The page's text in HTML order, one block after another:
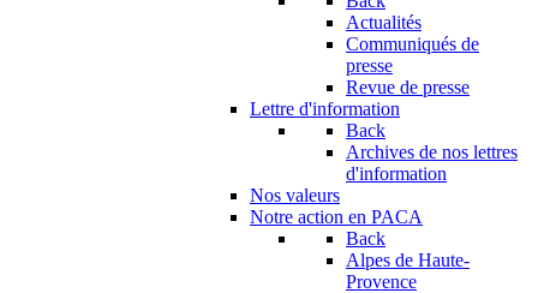
Actualités
Communiqués de
presse
Revue de presse
Lettre d'information
Back
Archives de nos lettres
d'information
Nos valeurs
Notre action en PACA
Back
Alpes de Haute-
Provence